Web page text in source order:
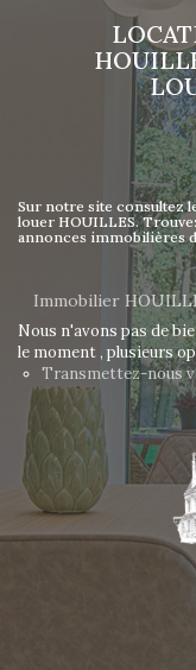
Sur notre site consultez
louer HOUILLES.
annonces immobilières
Immobilier
Nous n'avons pas de
le moment , plusieurs
Transmettez-nous